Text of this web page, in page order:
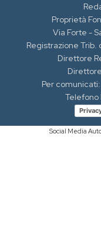
Proprietà
Via Forte -
Registrazione Trib.
Direttore
Per
Social Media